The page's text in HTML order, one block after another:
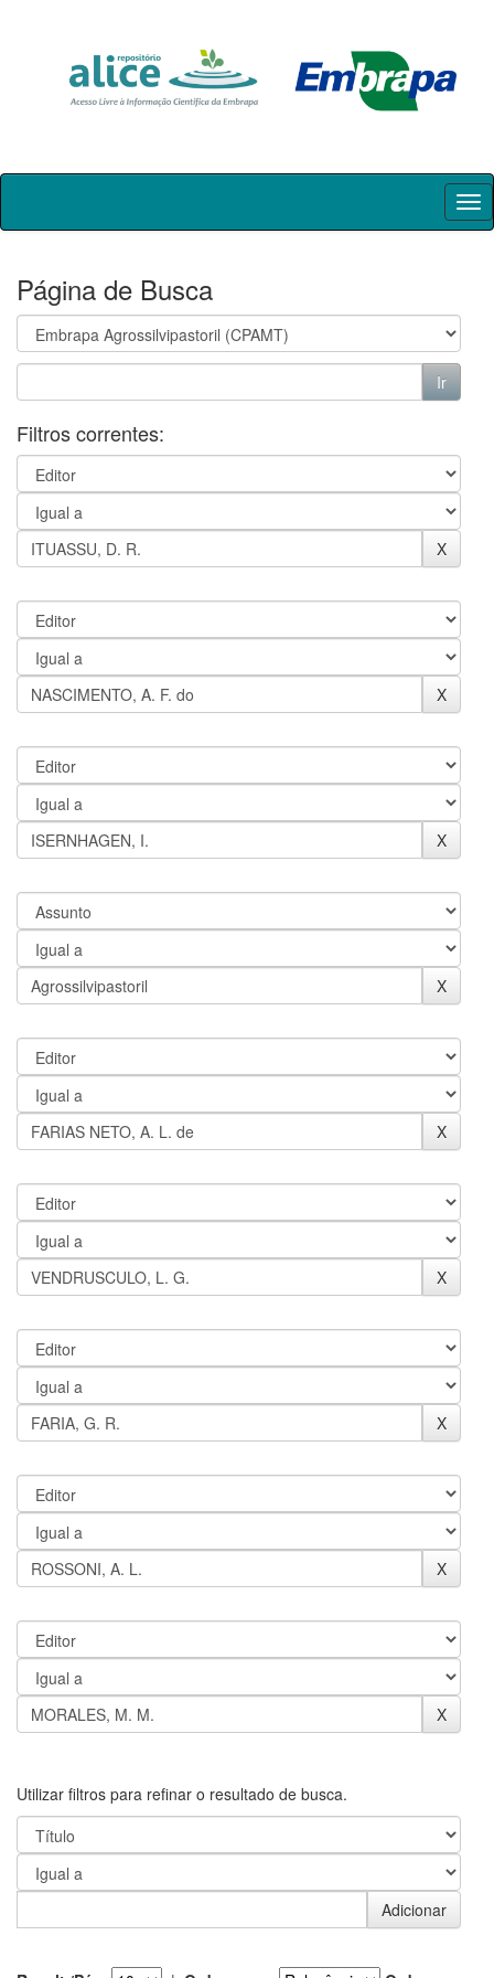
Skip
Página de Busca
Filtros correntes:
Utilizar filtros para refinar o resultado de busca.